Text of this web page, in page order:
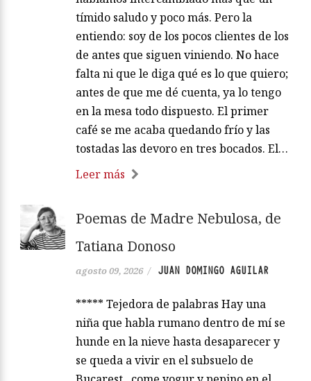
tímido saludo y poco más. Pero la
entiendo: soy de los pocos clientes de los
de antes que siguen viniendo. No hace
falta ni que le diga qué es lo que quiero;
antes de que me dé cuenta, ya lo tengo
en la mesa todo dispuesto. El primer
café se me acaba quedando frío y las
tostadas las devoro en tres bocados. El…
Leer más
Poemas de Madre Nebulosa, de
Tatiana Donoso
agosto 09, 2026 / JUAN DOMINGO AGUILAR
***** Tejedora de palabras Hay una
niña que habla rumano dentro de mí se
hunde en la nieve hasta desaparecer y
se queda a vivir en el subsuelo de